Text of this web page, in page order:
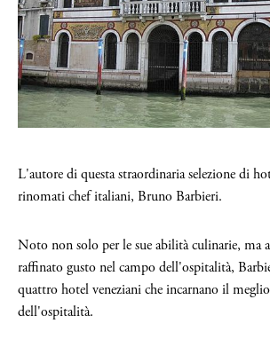
L'autore di questa straordinaria selezione di
rinomati chef italiani, Bruno Barbieri.
Noto non solo per le sue abilità culinarie, ma
raffinato gusto nel campo dell'ospitalità,
quattro hotel veneziani che incarnano il
dell'ospitalità.